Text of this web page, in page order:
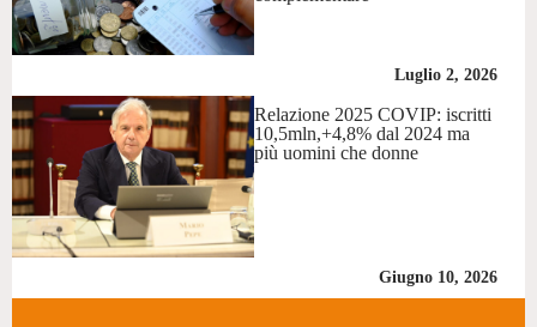
Luglio 2, 2026
Relazione 2025 COVIP: iscritti
10,5mln,+4,8% dal 2024 ma
più uomini che donne
Giugno 10, 2026